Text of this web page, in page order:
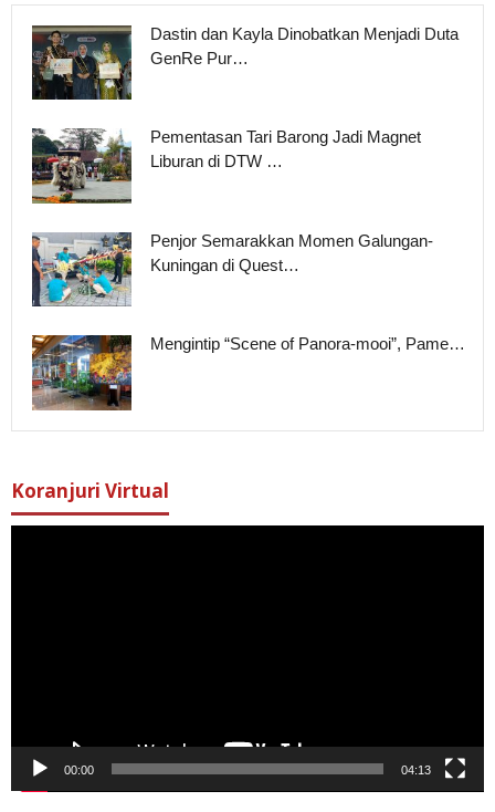
Dastin dan Kayla Dinobatkan Menjadi Duta
GenRe Pur…
Pementasan Tari Barong Jadi Magnet
Liburan di DTW …
Penjor Semarakkan Momen Galungan-
Kuningan di Quest…
Mengintip “Scene of Panora-mooi”, Pame…
Koranjuri Virtual
00:00 04:13